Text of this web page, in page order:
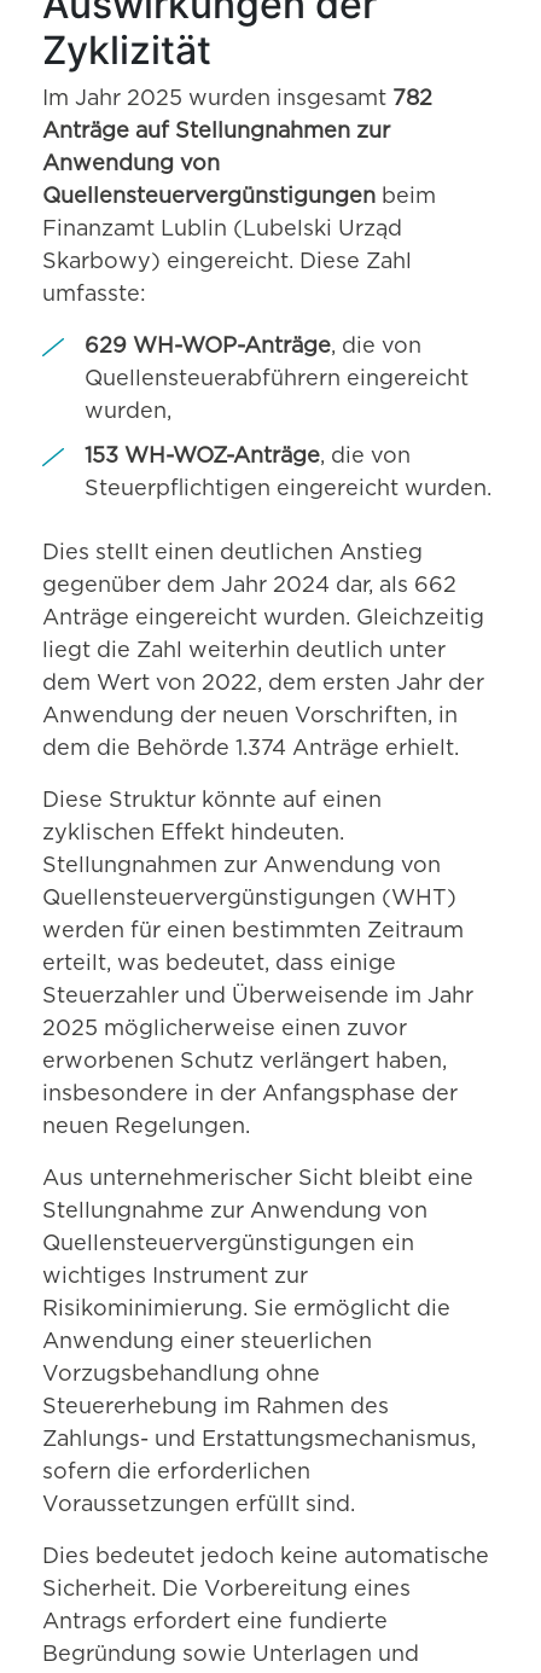
Zyklizität
Im Jahr 2025 wurden insgesamt 782
Anträge auf Stellungnahmen zur
Anwendung von
Quellensteuervergünstigungen beim
Finanzamt Lublin (Lubelski Urząd
Skarbowy) eingereicht. Diese Zahl
umfasste:
629 WH-WOP-Anträge, die von
Quellensteuerabführern eingereicht
wurden,
153 WH-WOZ-Anträge, die von
Steuerpflichtigen eingereicht wurden.
Dies stellt einen deutlichen Anstieg
gegenüber dem Jahr 2024 dar, als 662
Anträge eingereicht wurden. Gleichzeitig
liegt die Zahl weiterhin deutlich unter
dem Wert von 2022, dem ersten Jahr der
Anwendung der neuen Vorschriften, in
dem die Behörde 1.374 Anträge erhielt.
Diese Struktur könnte auf einen
zyklischen Effekt hindeuten.
Stellungnahmen zur Anwendung von
Quellensteuervergünstigungen (WHT)
werden für einen bestimmten Zeitraum
erteilt, was bedeutet, dass einige
Steuerzahler und Überweisende im Jahr
2025 möglicherweise einen zuvor
erworbenen Schutz verlängert haben,
insbesondere in der Anfangsphase der
neuen Regelungen.
Aus unternehmerischer Sicht bleibt eine
Stellungnahme zur Anwendung von
Quellensteuervergünstigungen ein
wichtiges Instrument zur
Risikominimierung. Sie ermöglicht die
Anwendung einer steuerlichen
Vorzugsbehandlung ohne
Steuererhebung im Rahmen des
Zahlungs- und Erstattungsmechanismus,
sofern die erforderlichen
Voraussetzungen erfüllt sind.
Dies bedeutet jedoch keine automatische
Sicherheit. Die Vorbereitung eines
Antrags erfordert eine fundierte
Begründung sowie Unterlagen und